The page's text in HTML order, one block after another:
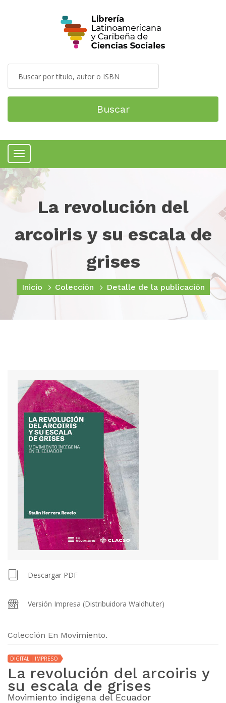
Buscar
Menú
La revolución del
arcoiris y su escala de
grises
Inicio Colección Detalle de la publicación
Descargar PDF
Versión Impresa (Distribuidora Waldhuter)
Colección En Movimiento.
DIGITAL | IMPRESO
La revolución del arcoiris y
su escala de grises
Movimiento indígena del Ecuador